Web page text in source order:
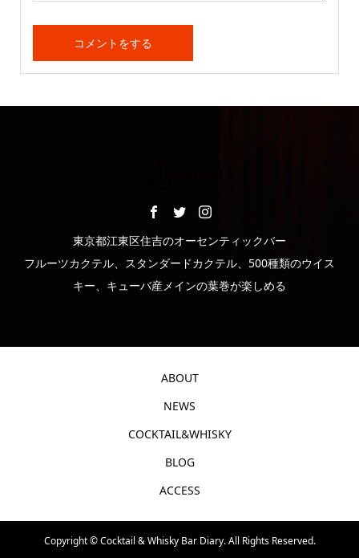
東京都江東区住吉のオーセンティックバー
フルーツカクテル、スタンダードカクテル、500種類のウイス
キー、キューバ産メインの葉巻が楽しめる
ABOUT
NEWS
COCKTAIL&WHISKY
BLOG
ACCESS
Copyright ©Cocktail & Whisky Bar Diary. All Rights Reserved.